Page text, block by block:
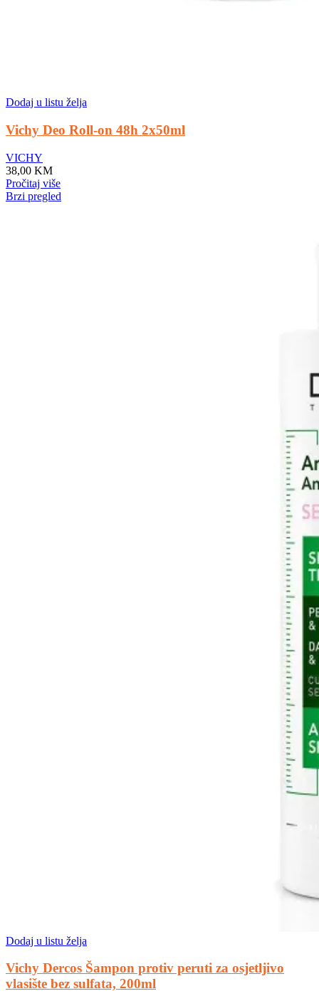
Dodaj u listu želja
Vichy Deo Roll-on 48h 2x50ml
VICHY
38,00 KM
Pročitaj više
Brzi pregled
Dodaj u listu želja
Vichy Dercos Šampon protiv peruti za osjetljivo
vlasište bez sulfata, 200ml